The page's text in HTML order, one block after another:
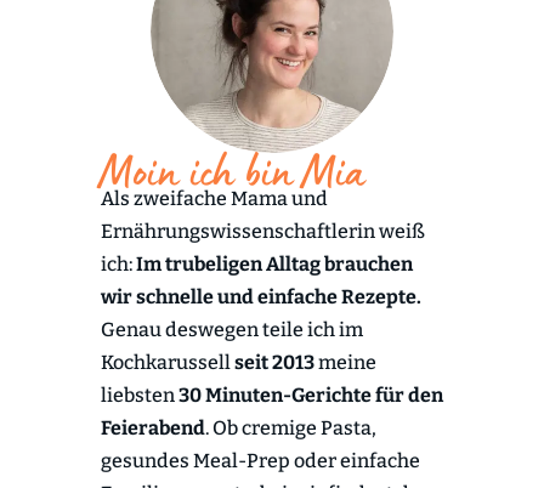
Moin ich bin Mia
Als zweifache Mama und
Ernährungswissenschaftlerin weiß
ich:Im trubeligen Alltag brauchen
wir schnelle und einfache Rezepte.
Genau deswegen teile ich im
Kochkarussellseit 2013meine
liebsten30 Minuten-Gerichte für den
Feierabend. Ob cremige Pasta,
gesundes Meal-Prep oder einfache